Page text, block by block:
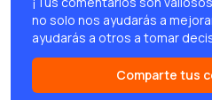
no solo nos ayudarás a
ayudarás a otros a tomar
Comparte tus